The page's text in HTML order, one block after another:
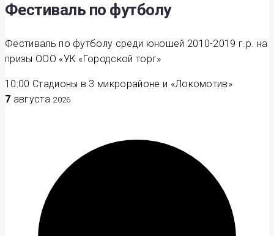
Фестиваль по футболу
Фестиваль по футболу среди юношей 2010-2019 г.р. на
призы ООО «УК «Городской торг»
10:00 Стадионы в 3 микрорайоне и «Локомотив»
7 августа 2026